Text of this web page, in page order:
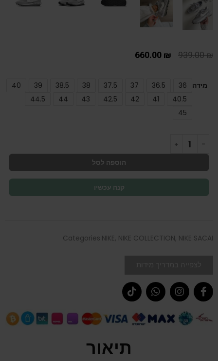
939.00₪
660.00 ₪
מידה 36
36.5
37
37.5
38
38.5
39
40
40.5
41
42
42.5
43
44
44.5
45
הוספה לסל
קנה עכשיו
Categories NIKE, NIKE COLLECTION, NIKE SACAI
תיאור